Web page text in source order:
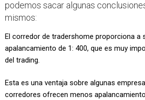
podemos sacar algunas
mismos:
El corredor de tradershome proporciona a
apalancamiento de 1: 400, que es muy
del trading.
Esta es una ventaja sobre algunas
corredores ofrecen menos